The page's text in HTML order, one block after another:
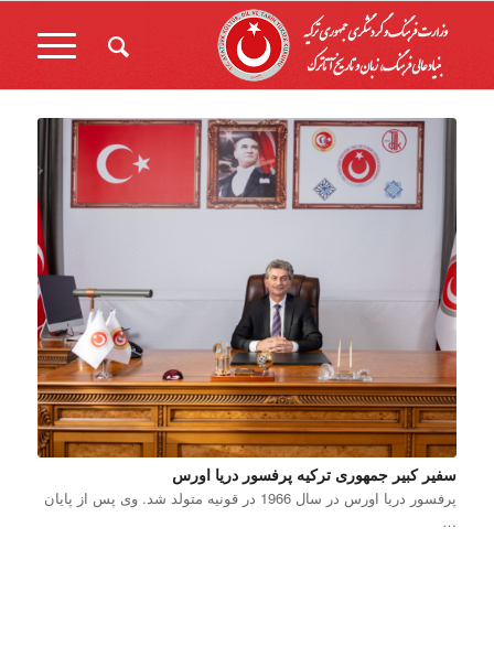
سفیر کبیر جمهوری ترکیه پرفسور دریا اورس
پرفسور دریا اورس در سال 1966 در قونیه متولد شد. وی پس از پایان
…